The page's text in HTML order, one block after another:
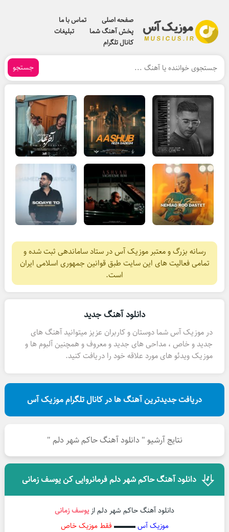
صفحه اصلی
تماس با ما
پخش آهنگ شما
تبلیغات
کانال تلگرام
جستجو
رسانه بزرگ و معتبر موزیک آس در ستاد ساماندهی ثبت شده و
تمامی فعالیت های این سایت طبق قوانین جمهوری اسلامی ایران
است.
دانلود آهنگ جدید
در موزیک آس شما دوستان و کاربران عزیز میتوانید آهنگ های
جدید و خاص ، مداحی های جدید و معروف و همچنین آلبوم ها و
موزیک ویدئو های مورد علاقه خود را دریافت کنید.
دریافت جدیدترین آهنگ ها در کانال تلگرام موزیک آس
نتایج آرشیو " دانلود آهنگ حاکم شهر دلم "
دانلود آهنگ حاکم شهر دلم فرمانروایی کن یوسف زمانی
دانلود آهنگ حاکم شهر دلم از یوسف زمانی
موزیک آس▬▬▬ فقط موزیک خاص